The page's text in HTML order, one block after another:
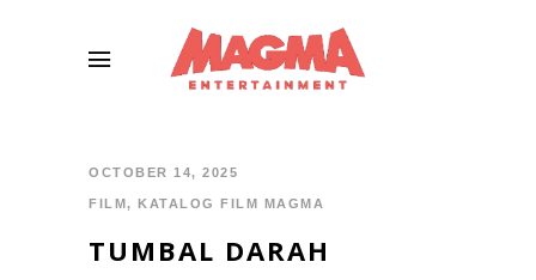
OCTOBER 14, 2025
FILM, KATALOG FILM MAGMA
TUMBAL DARAH